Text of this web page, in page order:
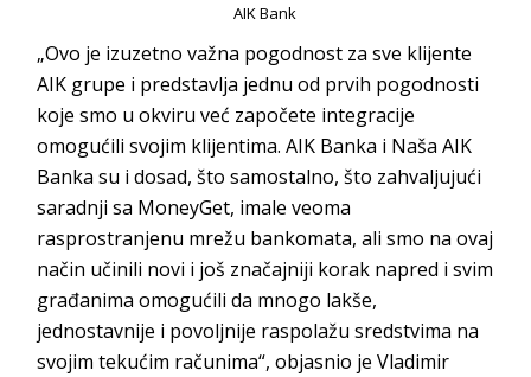
AIK Bank
„Ovo je izuzetno važna pogodnost za sve klijente
AIK grupe i predstavlja jednu od prvih pogodnosti
koje smo u okviru već započete integracije
omogućili svojim klijentima. AIK Banka i Naša AIK
Banka su i dosad, što samostalno, što zahvaljujući
saradnji sa MoneyGet, imale veoma
rasprostranjenu mrežu bankomata, ali smo na ovaj
način učinili novi i još značajniji korak napred i svim
građanima omogućili da mnogo lakše,
jednostavnije i povoljnije raspolažu sredstvima na
svojim tekućim računima“, objasnio je Vladimir